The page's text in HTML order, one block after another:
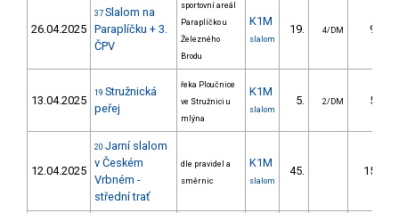
26.04.2025
37 Slalom na
Paraplíčku + 3.
ČPV
sportovní areál
Paraplíčko u
Železného
Brodu
K1M
slalom
19. 4/DM 9.40
13.04.2025
19 Stružnická
peřej
řeka Ploučnice
ve Stružnici u
mlýna
K1M
slalom
5. 2/DM 5.30
12.04.2025
20 Jarní slalom
v Českém
Vrbném -
střední trať
dle pravidel a
směrnic
K1M
slalom
45. 15.17